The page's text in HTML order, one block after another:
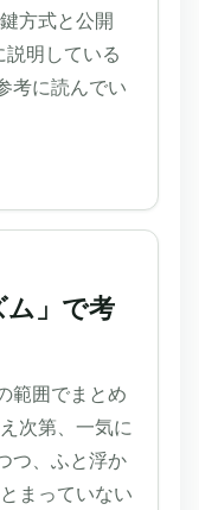
方式と公開
明している
考に読んでい
ム」で考
範囲でまとめ
次第、一気に
つ、ふと浮か
まっていない